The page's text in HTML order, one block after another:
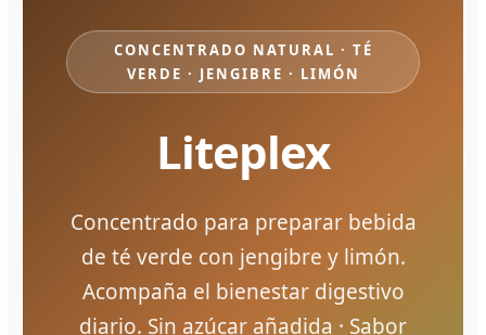
CONCENTRADO NATURAL · TÉ
VERDE · JENGIBRE · LIMÓN
Liteplex
Concentrado para preparar bebida
de té verde con jengibre y limón.
Acompaña el bienestar digestivo
diario. Sin azúcar añadida · Sabor